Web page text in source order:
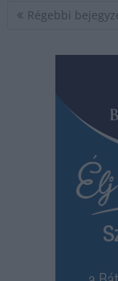
Bejegyzés
Régebbi